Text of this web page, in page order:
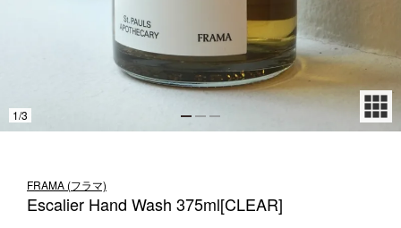
1/3
FRAMA (フラマ)
Escalier Hand Wash 375ml[CLEAR]